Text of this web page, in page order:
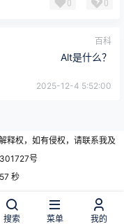
0 0
百科
Alt是什么？
2025-12-4 5:52:00
释权，如有侵权，请联系我及
号
秒
搜索 菜单 我的